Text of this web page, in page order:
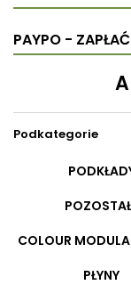
PAYPO -
Podkategorie
COLOUR
PŁYNY